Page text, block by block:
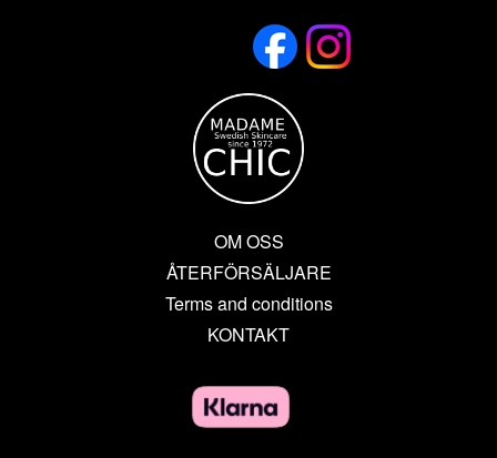
OM OSS
ÅTERFÖRSÄLJARE
Terms and conditions
KONTAKT